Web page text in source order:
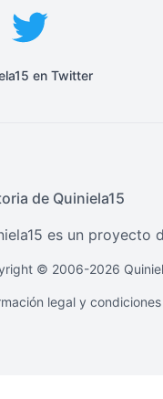
en Twitter
de Quiniela15
es un proyecto
© 2006-2026
legal y